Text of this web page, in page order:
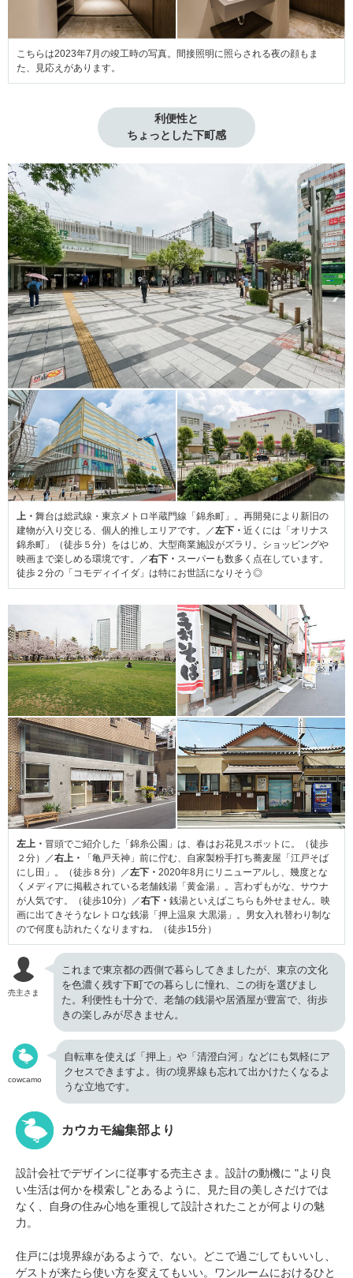
こちらは2023年7月の竣工時の写真。間接照明に照らされる夜の顔もま
た、見応えがあります。
利便性と
ちょっとした下町感
上・ 舞台は総武線・東京メトロ半蔵門線「錦糸町」。再開発により新旧の
建物が入り交じる、個人的推しエリアです。／左下・ 近くには「オリナス
錦糸町」（徒歩５分）をはじめ、大型商業施設がズラリ。ショッピングや
映画まで楽しめる環境です。／右下・ スーパーも数多く点在しています。
徒歩２分の「コモディイイダ」は特にお世話になりそう◎
左上・ 冒頭でご紹介した「錦糸公園」は、春はお花見スポットに。（徒歩
２分）／右上・
「亀戸天神」前に佇む、自家製粉手打ち蕎麦屋「江戸そば
にし田」。（徒歩８分）／左下・ 2020年8月にリニューアルし、幾度とな
くメディアに掲載されている老舗銭湯「黄金湯」。言わずもがな、サウナ
が人気です。（徒歩10分）／右下・ 銭湯といえばこちらも外せません。映
画に出てきそうなレトロな銭湯「押上温泉 大黒湯」。男女入れ替わり制な
ので何度も訪れたくなりますね。（徒歩15分）
売主さま
これまで東京都の西側で暮らしてきましたが、東京の文化
を色濃く残す下町での暮らしに憧れ、この街を選びまし
た。利便性も十分で、老舗の銭湯や居酒屋が豊富で、街歩
きの楽しみが尽きません。
cowcamo
自転車を使えば「押上」や「清澄白河」などにも気軽にア
クセスできますよ。街の境界線も忘れて出かけたくなるよ
うな立地です。
カウカモ編集部より
設計会社でデザインに従事する売主さま。設計の動機に "より良
い生活は何かを模索し”とあるように、見た目の美しさだけでは
なく、自身の住み心地を重視して設計されたことが何よりの魅
力。
住戸には境界線があるようで、ない。どこで過ごしてもいいし、
ゲストが来たら使い方を変えてもいい。ワンルームにおけるひと